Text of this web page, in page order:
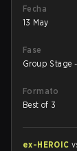
Fecha
13 May
Fase
Group Stage
Formato
Best of 3
ex-HEROIC